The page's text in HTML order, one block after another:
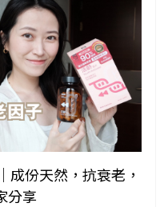
成份天然，抗衰老，
分享